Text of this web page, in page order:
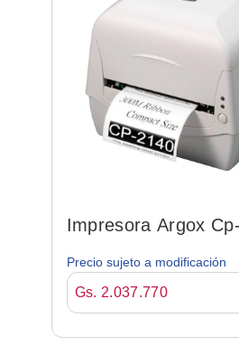
Impresora Argox
Precio sujeto a modificación
Gs. 2.037.770